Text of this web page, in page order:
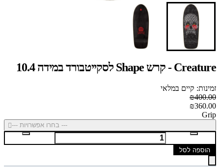
Creature - קרש Shape לסקייטבורד במידה 10.4
זמינות: קיים במלאי
₪400.00
₪360.00
Grip
--- בחרו אפשרויות ---
הוספה לסל